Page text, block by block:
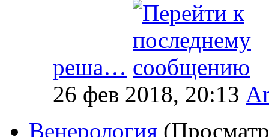
реша…
26 фев 2018, 20:13
Венерология